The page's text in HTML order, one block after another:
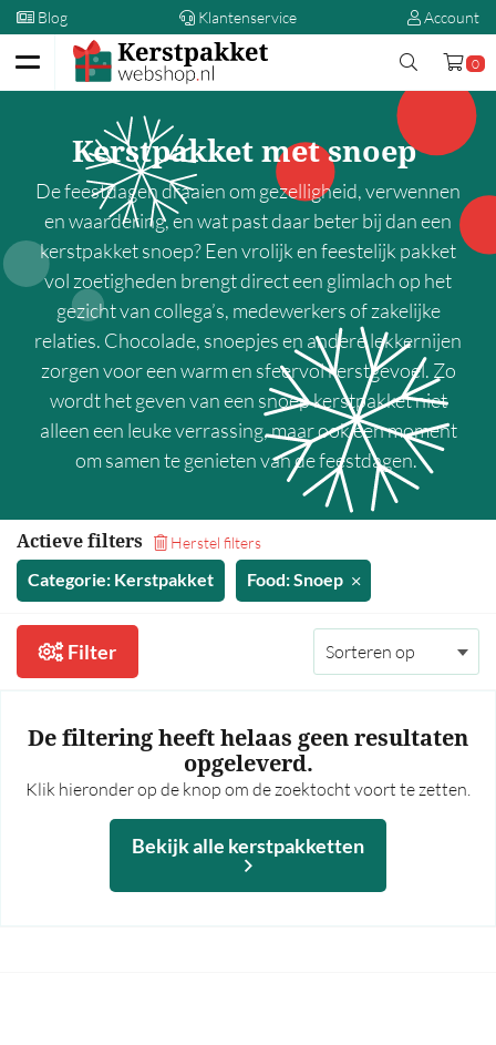
Blog Klantenservice Account
0
Kerstpakketten
00,00 - 5,00
5,00 - 10,00
10,00 - 15,00
15,00 - 20,00
20,00 - 25,00
25,00 - 30,00
40,00 - 45,00
45,00 - 50,00
50,00 - 55,00
55,00 - 60,00
Meer prijsfilters >
Bekijk alle kerstpakketten
Kerstpakket met snoep
De feestdagen draaien om gezelligheid, verwennen
en waardering, en wat past daar beter bij dan een
kerstpakket snoep? Een vrolijk en feestelijk pakket
vol zoetigheden brengt direct een glimlach op het
gezicht van collega’s, medewerkers of zakelijke
relaties. Chocolade, snoepjes en andere lekkernijen
zorgen voor een warm en sfeervol kerstgevoel. Zo
wordt het geven van een snoep kerstpakket niet
alleen een leuke verrassing, maar ook een moment
om samen te genieten van de feestdagen.
Actieve filters Herstel filters
Categorie: Kerstpakket Food: Snoep
Filter
De filtering heeft helaas geen resultaten
opgeleverd.
Klik hieronder op de knop om de zoektocht voort te zetten.
Bekijk alle kerstpakketten